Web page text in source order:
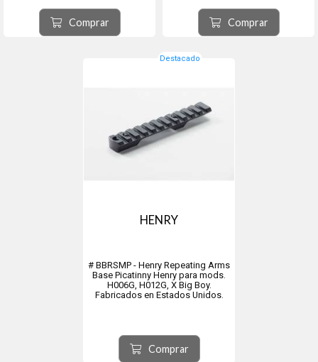
Están fabricados con aluminio de
calidad aeronáutica según
estándares precisos para resistir
un retroceso abus...
Comprar
Están fabricados con aluminio de
calidad aeronáutica según
estándares precisos para resistir
un retroceso abusivo si...
Comprar
Destacado
HENRY
# BBRSMP - Henry Repeating Arms
Base Picatinny Henry para mods.
H006G, H012G, X Big Boy.
Fabricados en Estados Unidos.
Comprar